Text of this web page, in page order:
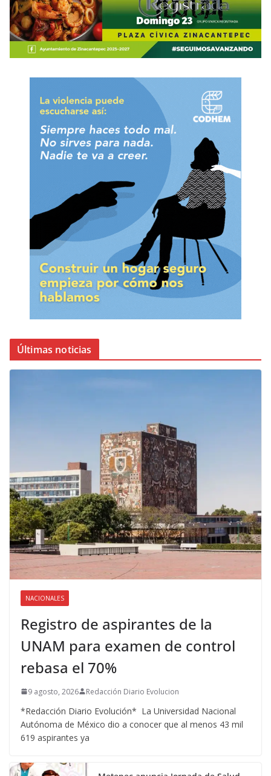
Últimas noticias
NACIONALES
Registro de aspirantes de la
UNAM para examen de control
rebasa el 70%
9 agosto, 2026 Redacción Diario Evolucion
*Redacción Diario Evolución* La Universidad Nacional
Autónoma de México dio a conocer que al menos 43 mil
619 aspirantes ya